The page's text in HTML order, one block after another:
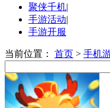
聚侠千机|
手游活动|
手游开服
当前位置： 首页 > 手机